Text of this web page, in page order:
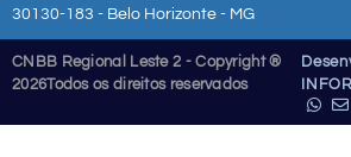
30130-183 - Belo Horizonte - MG
CNBB Regional Leste 2 - Copyright ®
2026Todos os direitos reservados